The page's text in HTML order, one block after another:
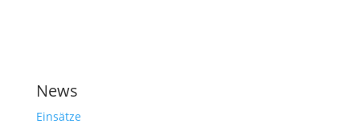
News
Einsätze